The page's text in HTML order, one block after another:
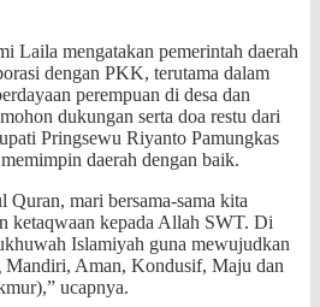
Laila mengatakan pemerintah daerah
dengan PKK, terutama dalam
perempuan di desa dan
dukungan serta doa restu dari
Pringsewu Riyanto Pamungkas
daerah dengan baik.
mari bersama-sama kita
ketaqwaan kepada Allah SWT. Di
Islamiyah guna mewujudkan
Mandiri, Aman, Kondusif, Maju dan
ucapnya.